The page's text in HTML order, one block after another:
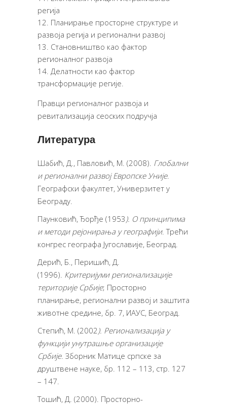
регија
Планирање просторне структуре и
развоја регија и регионални развој
Становништво као фактор
регионалног развоја
Делатности као фактор
трансформације регије.
Правци регионалног развоја и
ревитализација сеоских подручја
Литература
Шабић, Д., Павловић, М. (2008). Глобални
и регионални развој Европске Уније.
Географски факултет, Универзитет у
Београду.
Паунковић, Ђорђе (1953 ). О принципима
и методи рејонирања у географији. Трећи
конгрес географа Југославије, Београд.
Дерић, Б., Перишић, Д.
(1996). Критеријуми регионализације
територије Србије; Просторно
планирање, регионални развој и заштита
животне средине, бр. 7, ИАУС, Београд.
Степић, М. (2002). Регионализација у
функцији унутрашње организације
Србије. Зборник Матице српске за
друштвене науке, бр. 112 – 113, стр. 127
– 147.
Тошић, Д. (2000). Просторно-